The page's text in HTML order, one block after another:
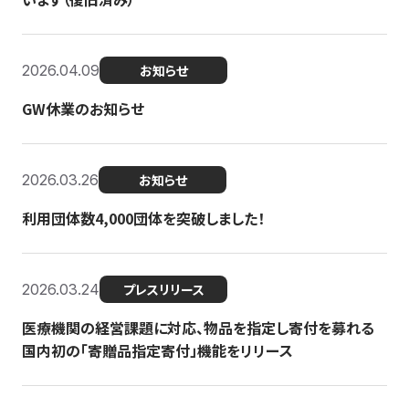
2026.04.09 お知らせ
GW休業のお知らせ
2026.03.26 お知らせ
利用団体数4,000団体を突破しました！
2026.03.24 プレスリリース
医療機関の経営課題に対応、物品を指定し寄付を募れる
国内初の「寄贈品指定寄付」機能をリリース